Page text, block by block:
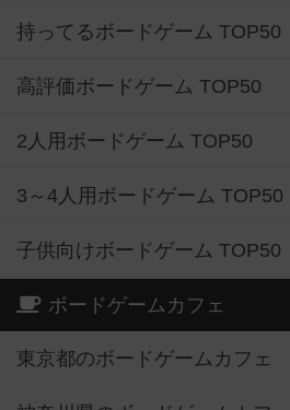
持ってるボードゲーム TOP50
高評価ボードゲーム TOP50
2人用ボードゲーム TOP50
3～4人用ボードゲーム TOP50
子供向けボードゲーム TOP50
ボードゲームカフェ
東京都のボードゲームカフェ